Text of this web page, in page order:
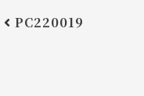
PC220019